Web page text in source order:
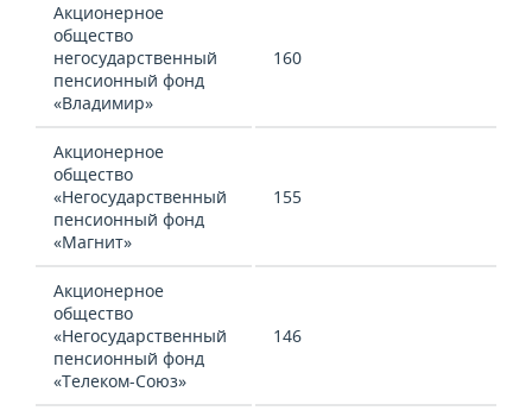
Акционерное
общество
негосударственный
пенсионный фонд
«Владимир»
160
Акционерное
общество
«Негосударственный
пенсионный фонд
«Магнит»
155
Акционерное
общество
«Негосударственный
пенсионный фонд
«Телеком-Союз»
146